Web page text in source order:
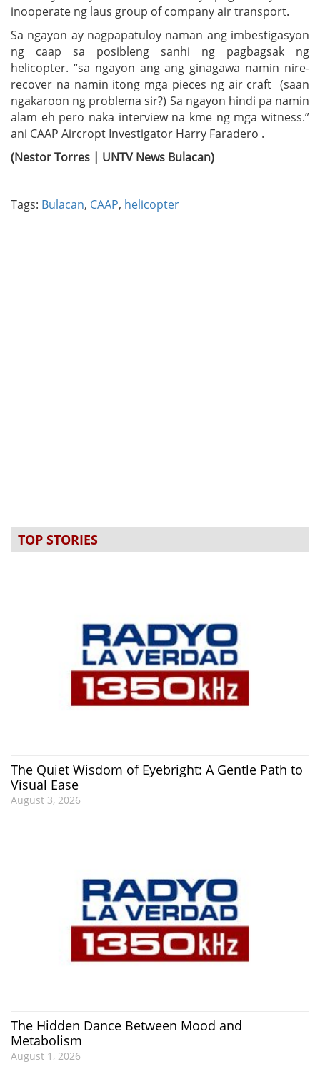
inooperate ng laus group of company air transport.
Sa ngayon ay nagpapatuloy naman ang imbestigasyon
ng caap sa posibleng sanhi ng pagbagsak ng
helicopter. “sa ngayon ang ang ginagawa namin nire-
recover na namin itong mga pieces ng air craft (saan
ngakaroon ng problema sir?) Sa ngayon hindi pa namin
alam eh pero naka interview na kme ng mga witness.”
ani CAAP Aircropt Investigator Harry Faradero .
(Nestor Torres | UNTV News Bulacan)
Tags: Bulacan, CAAP, helicopter
TOP STORIES
The Quiet Wisdom of Eyebright: A Gentle Path to
Visual Ease
August 3, 2026
The Hidden Dance Between Mood and
Metabolism
August 1, 2026